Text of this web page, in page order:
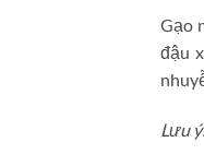
Gạo
đậu
Lưu